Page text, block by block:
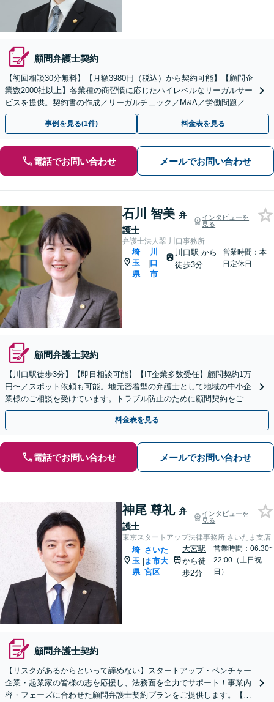
顧問弁護士契約
【初回相談30分無料】【月額3980円（税込）から契約可能】【顧問企
業数2000社以上】各業種の商習慣に応じたハイレベルなリーガルサー
ビスを提供。契約書の作成／リーガルチェック／M&A／労働問題／知
的財産等、お任せください【他士業連携可能】
事例を見る(1件) 料金表を見る
電話でお問い合わせ メールでお問い合わせ
石川 智美 弁
護士
インタビューを
見る
弁護士法人翠 川口事務所
埼
玉
県
|
川
口
市
川口駅から
徒歩3分
営業時間：本
日定休日
顧問弁護士契約
【川口駅徒歩3分】【即日相談可能】【IT企業多数受任】顧問契約1万
円〜／スポット依頼も可能。地元密着型の弁護士として地域の中小企
業様のご相談を受けています。トラブル防止のために顧問契約をご検
討ください。マンション管理組合顧問経験あり。
料金表を見る
電話でお問い合わせ メールでお問い合わせ
神尾 尊礼 弁
護士
インタビューを
見る
東京スタートアップ法律事務所 さいたま支店
埼
玉
県
|
さいた
ま市大
宮区
大宮駅
から徒
歩2分
営業時間：06:30~
22:00（土日祝
日）
顧問弁護士契約
【リスクがあるからといって諦めない】スタートアップ・ベンチャー
企業・起業家の皆様の志を応援し、法務面を全力でサポート！事業内
容・フェーズに合わせた顧問弁護士契約プランをご提供します。【顧